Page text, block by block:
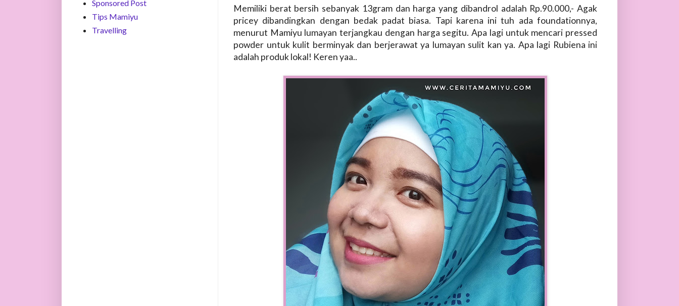
Memiliki berat bersih sebanyak 13gram dan harga yang dibandrol adalah Rp.90.000,- Agak
pricey dibandingkan dengan bedak padat biasa. Tapi karena ini tuh ada foundationnya,
menurut Mamiyu lumayan terjangkau dengan harga segitu. Apa lagi untuk mencari pressed
powder untuk kulit berminyak dan berjerawat ya lumayan sulit kan ya. Apa lagi Rubiena ini
adalah produk lokal! Keren yaa..
Sponsored Post
Tips Mamiyu
Travelling